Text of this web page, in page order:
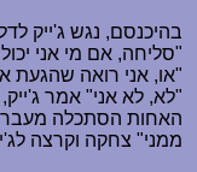
בהיכנסם, נגש ג'ייק
"סליחה, אם מי אני
"או, אני רואה שהגעת
"לא, לא אני" אמר
האחות הסתכלה מעבר
ממני" צחקה וקרצה